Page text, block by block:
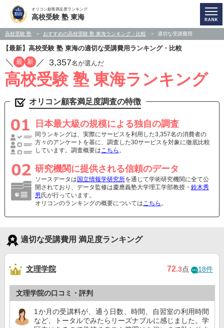
オリコン顧客満足度ランキング
高校受験 塾 東海
高校受験 塾 おすすめの高校受験 塾 東海ランキング・比較 適切な受講費用
【最新】高校受験 塾 東海の適切な受講費用ランキング・比較
／ 最 新 ／ 3,357名が選んだ
高校受験 塾 東海ランキング
オリコン顧客満足度調査の特徴
日本最大級の規模による独自の調査
同ランキングは、実際にサービスを利用した3,357名の消費者の
方々のアンケートを基に、調査した30サービスを対象に徹底比較
しています。調査概要はこちら 。
研究機関に提供される信頼のデータ
ソースデータは 国立情報学研究所を通じて学術研究機関に全て公
開されており、データ監修は慶應義塾大学理工学部教授・ 鈴木秀
男 氏が行っています。
オリコンのランキングの概要についてはこちら 。
適切な受講費用 満足度ランキング
文理学院 72.3点 18件
文理学院の口コミ・評判
1か月の受講料が、通う日数、時間、自習室の利用時間
など、トータルでみたらリーズナブルに感じました。学